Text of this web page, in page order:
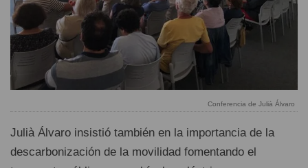
Conferencia de Julià Álvaro
Julià Álvaro insistió también en la importancia de la
descarbonización de la movilidad fomentando el